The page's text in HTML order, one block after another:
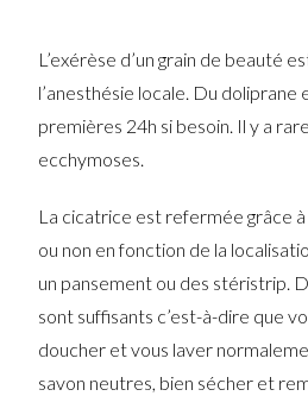
L’exérèse d’un grain de beauté
l’anesthésie locale. Du
premières 24h si besoin. Il y a
ecchymoses.
La cicatrice est refermée grâce
ou non en fonction de la
un pansement ou des stéristrip.
sont suffisants c’est-à-dire que
doucher et vous laver
savon neutres, bien sécher et